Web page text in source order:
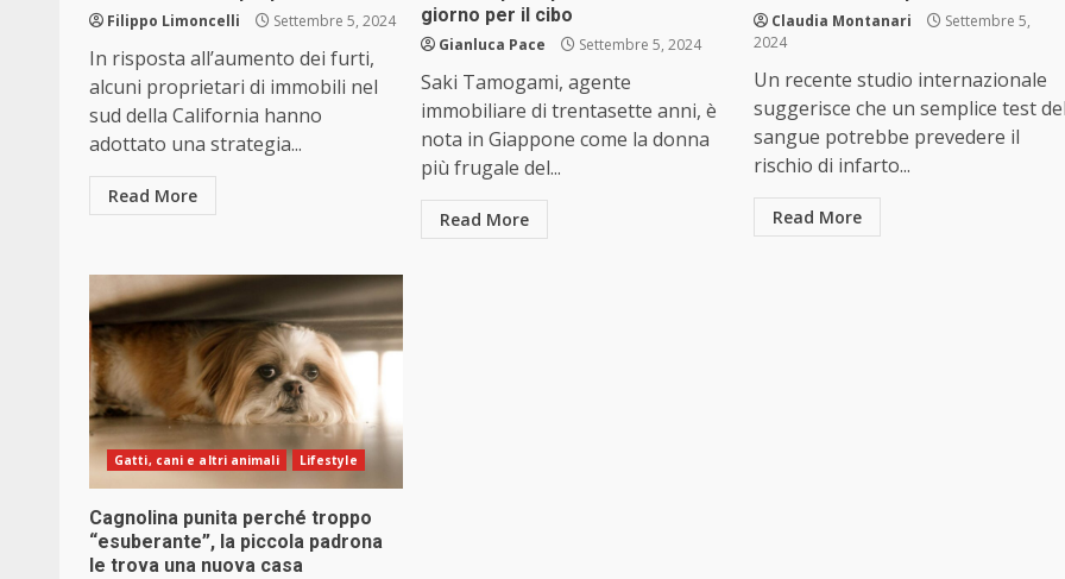
Filippo Limoncelli Settembre 5, 2024
In risposta all’aumento dei furti,
alcuni proprietari di immobili nel
sud della California hanno
adottato una strategia...
Read More
giorno per il cibo
Gianluca Pace Settembre 5, 2024
Saki Tamogami, agente
immobiliare di trentasette anni, è
nota in Giappone come la donna
più frugale del...
Read More
Claudia Montanari
Settembre 5,
2024
Un recente studio internazionale
suggerisce che un semplice test
sangue potrebbe prevedere il
rischio di infarto...
Read More
Gatti, cani e altri animali Lifestyle
Cagnolina punita perché troppo
“esuberante”, la piccola padrona
le trova una nuova casa